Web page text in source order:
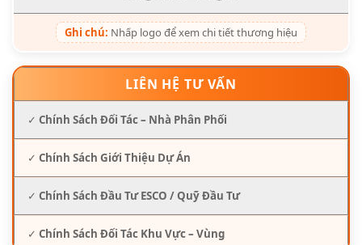
Ghi chú: Nhấp logo để xem chi tiết thương hiệu
LIÊN HỆ TƯ VẤN
✓ Chính Sách Đối Tác – Nhà Phân Phối
✓ Chính Sách Giới Thiệu Dự Án
✓ Chính Sách Đầu Tư ESCO / Quỹ Đầu Tư
✓ Chính Sách Đối Tác Khu Vực – Vùng